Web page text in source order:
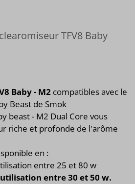
TFV8 Baby
Baby - M2 compatibles avec le
Beast de Smok
beast - M2 Dual Core vous
riche et profonde de l'arôme
en :
entre 25 et 80 w
entre 30 et 50 w.